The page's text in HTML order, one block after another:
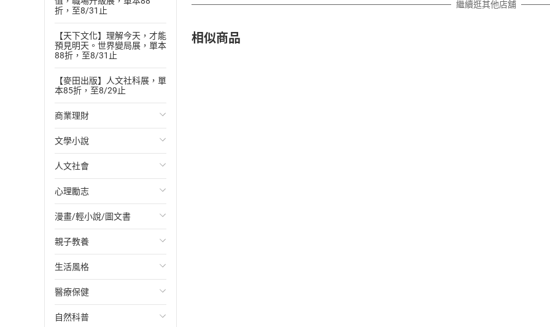
折，至8/31止
【天下文化】理解今天，才能
預見明天。世界變局展，單本
88折，至8/31止
【麥田出版】人文社科展，單
本85折，至8/29止
商業理財
投資理財
經濟/趨勢
財務/金融
管理/領導
職場工作術
成功法
行銷/廣告
傳記
文學小說
歐美文學
日本文學
韓國文學
華文文學
經典文學
成長/家庭生活小說
懸疑/推理小說
人文社會
國際關係
政治
社會科學
台灣/中國歷史
日/韓歷史
其他歷史/史學
心理勵志
心靈成長/情緒
人際關係
兩性關係
心理學
漫畫/輕小說/圖文書
輕小說
奇幻/科幻
愛情故事
職場/社會寫實
親子教養
教育現場
兒童文學/故事
兒童科普/學習
生活風格
飲食/食譜
健身/美顏
醫療保健
健康/養生
自然科普
繼續逛其他店舖
相似商品